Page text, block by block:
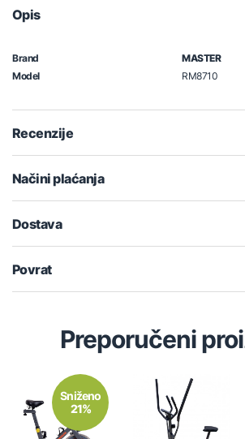
Opis
Brand
MASTER
Model
RM8710
Recenzije
Načini plaćanja
Dostava
Povrat
Preporučeni
Sniženo
21%